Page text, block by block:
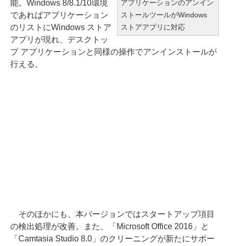
アプリケーションのアンイン
ストールツールがWindows
ストアアプリに対応
能。Windows 8/8.1/10環境
であればアプリケーション
のリストにWindows ストア
アプリが現れ、デスクトッ
プ アプリケーションと同様の操作でアンインストールが
行える。
そのほかにも、本バージョンではスタートアップ項目
の検出処理が改善。また、「Microsoft Office 2016」と
「Camtasia Studio 8.0」のクリーニングが新たにサポー